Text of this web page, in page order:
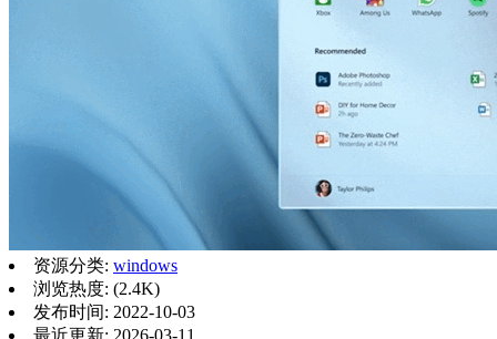
资源分类: windows
浏览热度: (2.4K)
发布时间: 2022-10-03
最近更新: 2026-03-11